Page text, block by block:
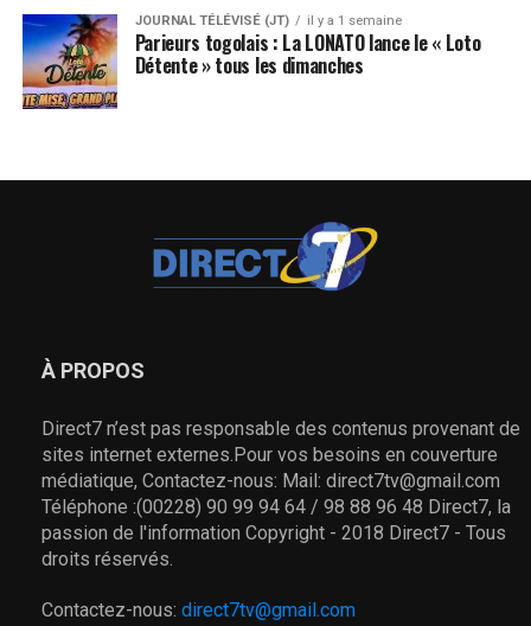
JOURNAL TÉLÉVISÉ (JT) il y a 1 semaine
Parieurs togolais : La LONATO lance le « Loto
Détente » tous les dimanches
À PROPOS
Direct7 n’est pas responsable des contenus provenant de
sites internet externes.Pour vos besoins en couverture
médiatique, Contactez-nous: Mail: direct7tv@gmail.com
Téléphone :(00228) 90 99 94 64 / 98 88 96 48 Direct7, la
passion de l'information Copyright - 2018 Direct7 - Tous
droits réservés.
Contactez-nous: direct7tv@gmail.com